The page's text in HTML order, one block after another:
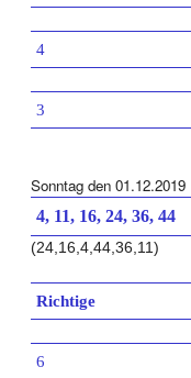
4
3
Sonntag den 01.12.2019
4, 11, 16, 24, 36, 44
(24,16,4,44,36,11)
Richtige
6